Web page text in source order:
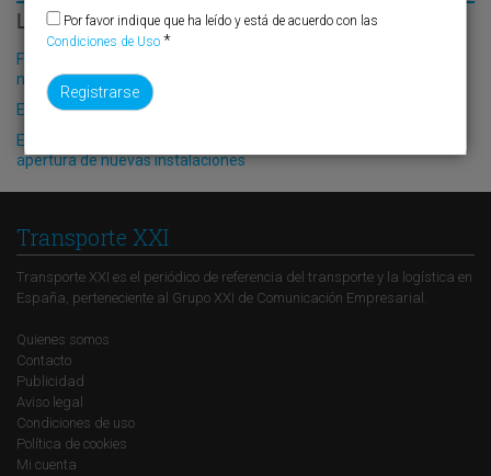
LO MÁS LEÍDO
Fribasa refuerza su logística con la puesta en marcha de una
nueva base en Vizcaya
El Puerto de Valencia crecerá en oferta ro-pax
El grupo Ceferino Nogueira afianza su posición en Galicia con la
apertura de nuevas instalaciones
Transporte XXI
Transporte XXI es el periódico de referencia del transporte y la logística en
España, perteneciente al Grupo XXI de Comunicación Empresarial.
Quienes somos
Contacto
Publicidad
Aviso legal
Condiciones de uso
Política de cookies
Mi cuenta
Por favor indique que ha leído y está de acuerdo con las
Condiciones de Uso *